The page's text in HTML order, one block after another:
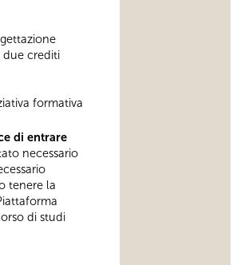
due crediti
formativa
di entrare
necessario
tenere la
di studi